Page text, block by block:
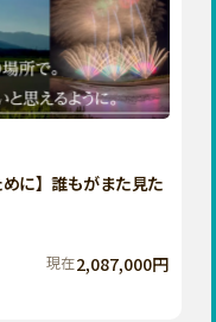
に】誰もがまた見た
現在2,087,000円